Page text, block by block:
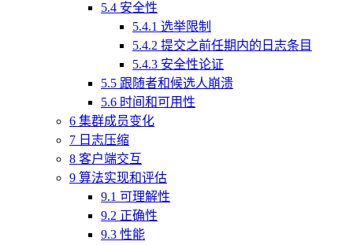
5.4 安全性
5.4.1 选举限制
5.4.2 提交之前任期内的日志条目
5.4.3 安全性论证
5.5 跟随者和候选人崩溃
5.6 时间和可用性
6 集群成员变化
7 日志压缩
8 客户端交互
9 算法实现和评估
9.1 可理解性
9.2 正确性
9.3 性能